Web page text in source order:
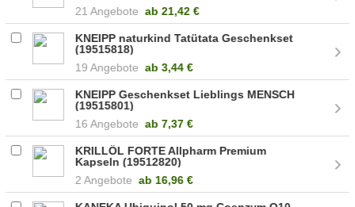
21 Angebote ab 21,42 €
KNEIPP naturkind Tatütata Geschenkset
(19515818)
19 Angebote ab 3,44 €
KNEIPP Geschenkset Lieblings MENSCH
(19515801)
16 Angebote ab 7,37 €
KRILLÖL FORTE Allpharm Premium
Kapseln (19512820)
2 Angebote ab 16,96 €